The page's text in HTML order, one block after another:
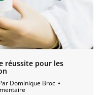
réussite pour les
Dominique Broc